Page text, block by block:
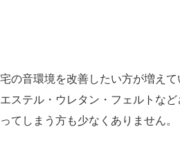
の音環境を改善したい方が増え
ステル・ウレタン・フェルトな
てしまう方も少なくありません。